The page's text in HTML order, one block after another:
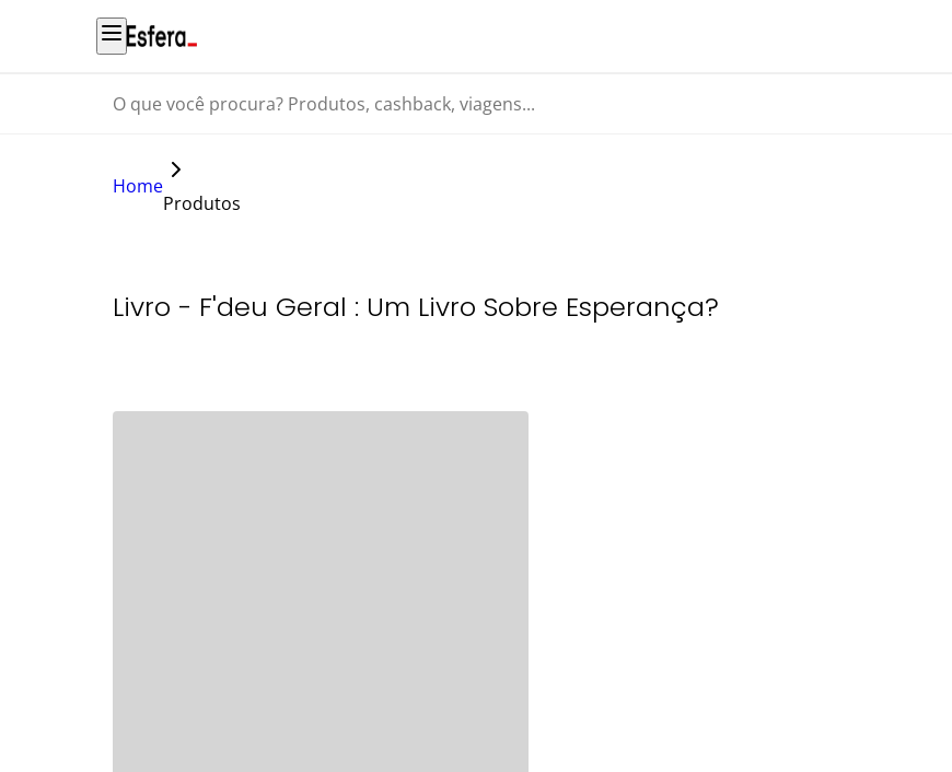
O que você procura? Produtos, cashback, viagens...
Home
Produtos
Livro - F'deu Geral : Um Livro Sobre Esperança?